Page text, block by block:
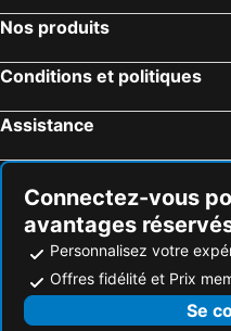
Pretoria, Gauteng Hôtels
Hermanus, Cap-Occidental Hôtels
Nos produits
Conditions et politiques
Assistance
Connectez-vous
avantages
Personnalisez votre
Offres fidélité et Prix
Se